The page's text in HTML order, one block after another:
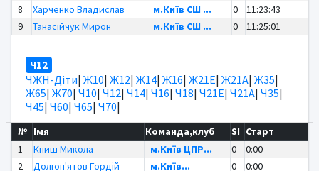
8
Харченко Владислав м.Київ СШ ... 0
11:23:43
9
Танасійчук Мирон м.Київ СШ ... 0 11:25:01
Ч12
ЧЖН-Діти| Ж10| Ж12| Ж14| Ж16| Ж21Е| Ж21А| Ж35|
Ж65| Ж70| Ч10| Ч12| Ч14| Ч16| Ч18| Ч21Е| Ч21А| Ч35|
Ч45| Ч60| Ч65| Ч70|
№ Імя Команда,клуб SI Старт
1
Книш Микола м.Київ ЦПР... 0
0:00
2
Долгоп'ятов Гордій м.Київ... 0
0:00